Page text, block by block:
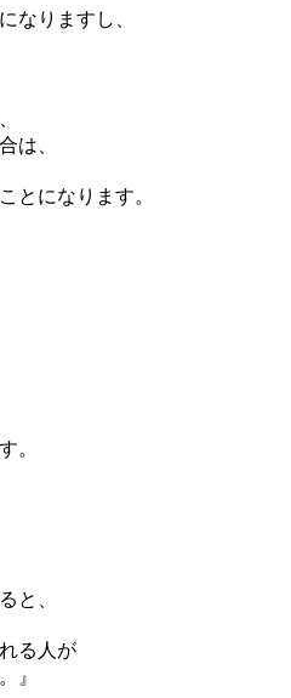
なりますし、
は、
とになります。
。
と、
る人が
』